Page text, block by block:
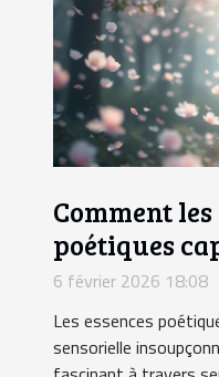
Comment les
poétiques
sens ?
6 février 2026 18:08
Les essences
sensorielle